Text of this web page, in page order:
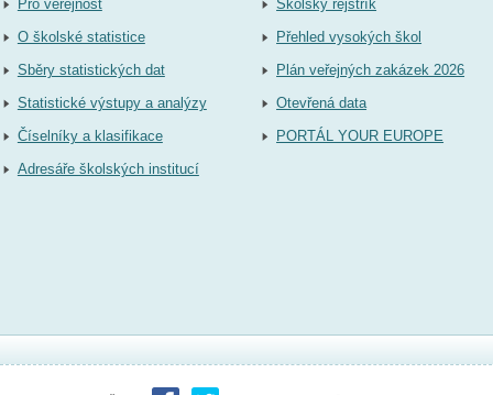
Pro veřejnost
O školské statistice
Sběry statistických dat
Statistické výstupy a analýzy
Číselníky a klasifikace
Adresáře školských institucí
Školský rejstřík
Přehled vysokých škol
Plán veřejných zakázek 2026
Otevřená data
PORTÁL YOUR EUROPE